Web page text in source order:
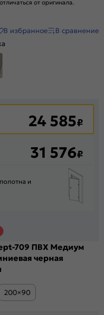
от оригинала.
В избранное
В сравнение
24 585₽
31 576₽
и
709 ПВХ Медиум
черная
200×90